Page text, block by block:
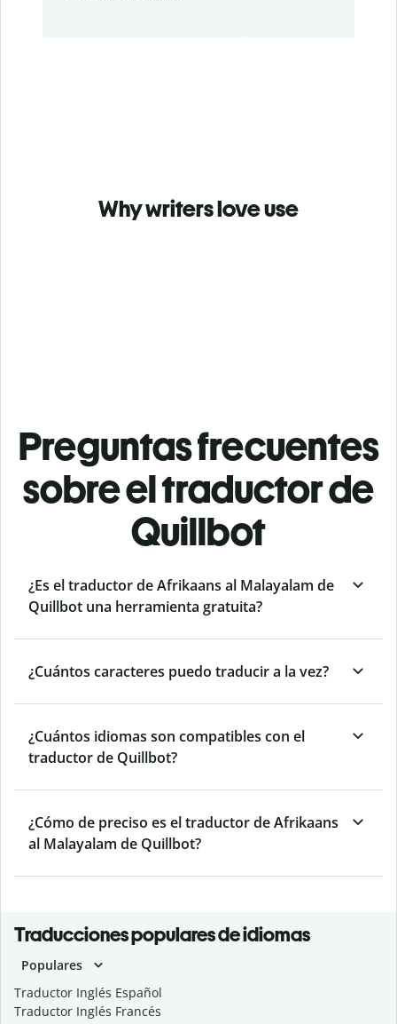
Why writers love use
Preguntas frecuentes
sobre el traductor de
Quillbot
¿Es el traductor de Afrikaans al Malayalam de
Quillbot una herramienta gratuita?
¿Cuántos caracteres puedo traducir a la vez?
¿Cuántos idiomas son compatibles con el
traductor de Quillbot?
¿Cómo de preciso es el traductor de Afrikaans
al Malayalam de Quillbot?
Traducciones populares de idiomas
Populares
Traductor Inglés Español
Traductor Inglés Francés